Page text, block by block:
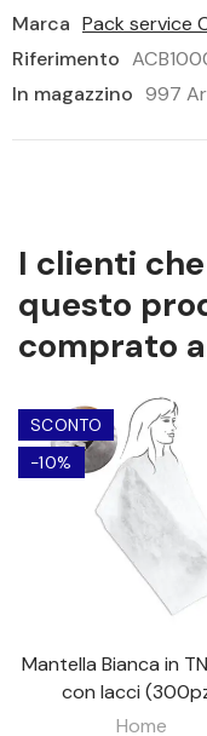
Marca Pack service
Riferimento
In magazzino 997
I clienti
questo
comprato
SCONTO
-10%
Mantella Bianca in
con lacci
Home